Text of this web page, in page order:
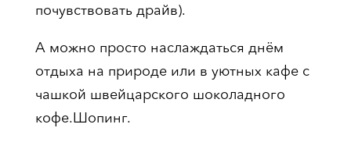
почувствовать драйв).
А можно просто наслаждаться днём
отдыха на природе или в уютных кафе с
чашкой швейцарского шоколадного
кофе.Шопинг.